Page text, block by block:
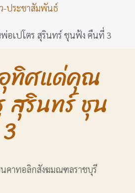
-ประชาสัมพันธ์
อเปโตร สุรินทร์ ชุนฟ้ง คืนที่ 3
ทิศแด่คุณ
สุรินทร์ ชุน
คาทอลิกสังฆมณฑลราชบุรี